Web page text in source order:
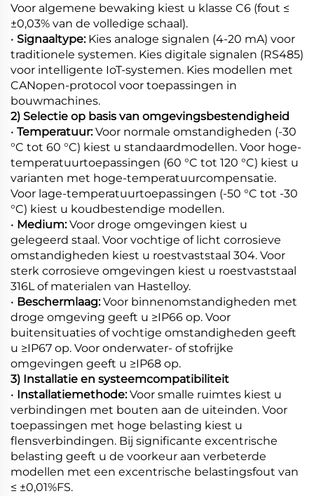
Voor algemene bewaking kiest u klasse C6 (fout ≤
±0,03% van de volledige schaal).
• Signaaltype: Kies analoge signalen (4-20 mA) voor
traditionele systemen. Kies digitale signalen (RS485)
voor intelligente IoT-systemen. Kies modellen met
CANopen-protocol voor toepassingen in
bouwmachines.
2) Selectie op basis van omgevingsbestendigheid
• Temperatuur:Voor normale omstandigheden (-30
°C tot 60 °C) kiest u standaardmodellen. Voor hoge-
temperatuurtoepassingen (60 °C tot 120 °C) kiest u
varianten met hoge-temperatuurcompensatie.
Voor lage-temperatuurtoepassingen (-50 °C tot -30
°C) kiest u koudbestendige modellen.
• Medium:Voor droge omgevingen kiest u
gelegeerd staal. Voor vochtige of licht corrosieve
omstandigheden kiest u roestvaststaal 304. Voor
sterk corrosieve omgevingen kiest u roestvaststaal
316L of materialen van Hastelloy.
• Beschermlaag:Voor binnenomstandigheden met
droge omgeving geeft u ≥IP66 op. Voor
buitensituaties of vochtige omstandigheden geeft
u ≥IP67 op. Voor onderwater- of stofrijke
omgevingen geeft u ≥IP68 op.
3) Installatie en systeemcompatibiliteit
• Installatiemethode:Voor smalle ruimtes kiest u
verbindingen met bouten aan de uiteinden. Voor
toepassingen met hoge belasting kiest u
flensverbindingen. Bij significante excentrische
belasting geeft u de voorkeur aan verbeterde
modellen met een excentrische belastingsfout van
≤ ±0,01%FS.